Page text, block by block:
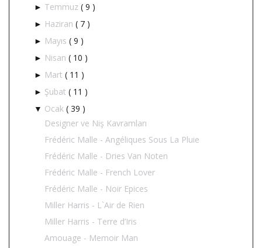
► Temmuz ( 9 )
► Haziran ( 7 )
► Mayıs ( 9 )
► Nisan ( 10 )
► Mart ( 11 )
► Şubat ( 11 )
▼ Ocak ( 39 )
Designer ve Niş Kavramları
Frédéric Malle - Angéliques Sous La Pluie
Frédéric Malle - Dries Van Noten
Frédéric Malle - French Lover
Frédéric Malle - Noir Epices
Miller Harris - L`Air de Rien
Miller Harris - Terre d’Iris
Amouage - Memoir Man